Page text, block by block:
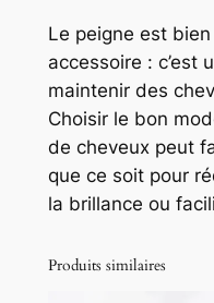
Le peigne est bien
accessoire : c’est
maintenir des
Choisir le bon
de cheveux peut
que ce soit pour
la brillance ou
Produits similaires